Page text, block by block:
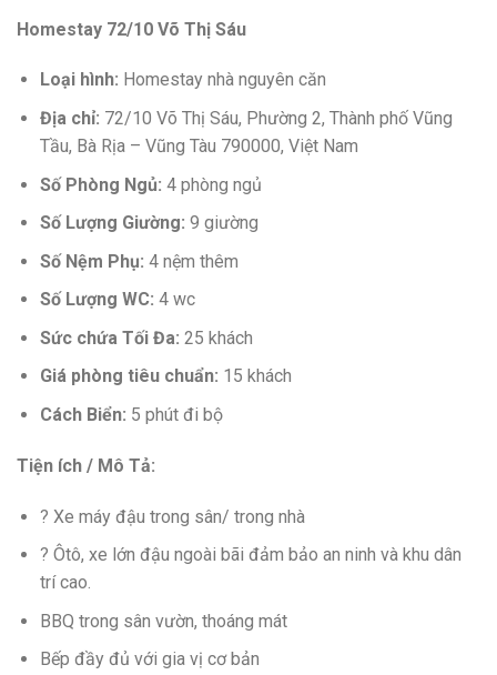
Homestay 72/10 Võ Thị Sáu
Loại hình: Homestay nhà nguyên căn
Địa chỉ: 72/10 Võ Thị Sáu, Phường 2, Thành phố Vũng
Tầu, Bà Rịa – Vũng Tàu 790000, Việt Nam
Số Phòng Ngủ: 4 phòng ngủ
Số Lượng Giường: 9 giường
Số Nệm Phụ: 4 nệm thêm
Số Lượng WC: 4 wc
Sức chứa Tối Đa: 25 khách
Giá phòng tiêu chuẩn: 15 khách
Cách Biển: 5 phút đi bộ
Tiện ích / Mô Tả:
? Xe máy đậu trong sân/ trong nhà
? Ôtô, xe lớn đậu ngoài bãi đảm bảo an ninh và khu dân
trí cao.
BBQ trong sân vườn, thoáng mát
Bếp đầy đủ với gia vị cơ bản